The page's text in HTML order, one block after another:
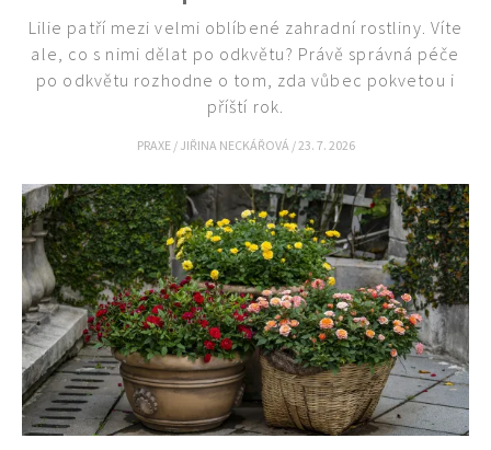
Lilie patří mezi velmi oblíbené zahradní rostliny. Víte
ale, co s nimi dělat po odkvětu? Právě správná péče
po odkvětu rozhodne o tom, zda vůbec pokvetou i
příští rok.
PRAXE / JIŘINA NECKÁŘOVÁ /23. 7. 2026